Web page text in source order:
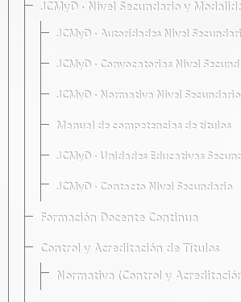
JCMyD · Nivel Secundario y
JCMyD · Autoridades Nivel
JCMyD · Convocatorias Nivel
JCMyD · Normativa Nivel Secundario
Manual de competencias de títulos
JCMyD · Unidades Educativas
JCMyD · Contacto Nivel Secundario
Formación Docente Continua
Control y Acreditación de Títulos
Normativa (Control y